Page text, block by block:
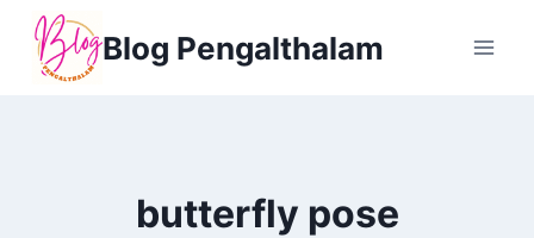
Skip
content
Blog Pengalthalam
butterfly pose